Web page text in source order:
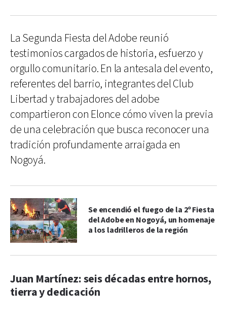
La Segunda Fiesta del Adobe reunió
testimonios cargados de historia, esfuerzo y
orgullo comunitario. En la antesala del evento,
referentes del barrio, integrantes del Club
Libertad y trabajadores del adobe
compartieron con Elonce cómo viven la previa
de una celebración que busca reconocer una
tradición profundamente arraigada en
Nogoyá.
Se encendió el fuego de la 2º Fiesta
del Adobe en Nogoyá, un homenaje
a los ladrilleros de la región
Juan Martínez: seis décadas entre hornos,
tierra y dedicación